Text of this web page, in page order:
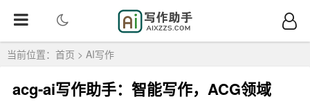
当前位置： 首页 > AI写作
acg-ai写作助手：智能写作，ACG领域